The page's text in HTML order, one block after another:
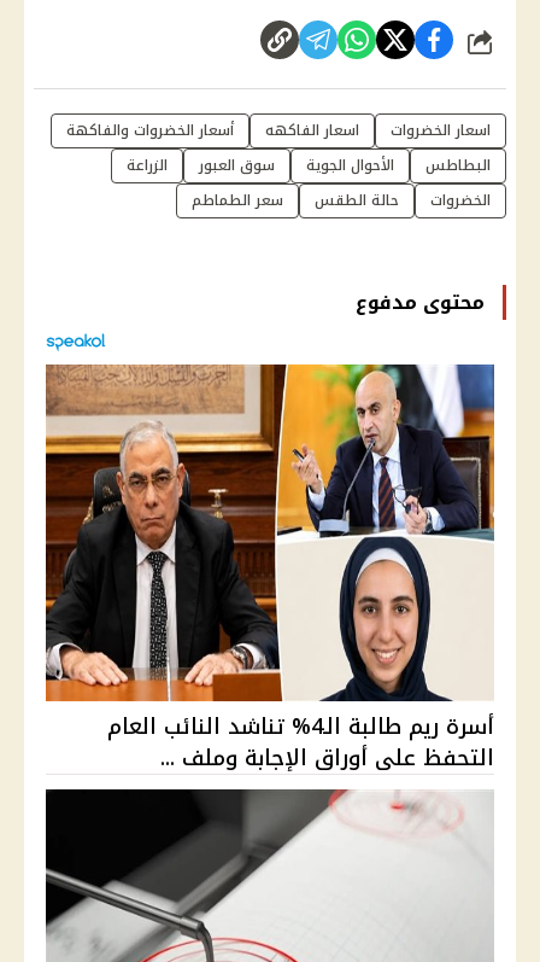
شارك
اسعار الخضروات اسعار الفاكهه
أسعار الخضروات والفاكهة
البطاطس
الأحوال الجوية سوق العبور
الزراعة
الخضروات
حالة الطقس سعر الطماطم
محتوى مدفوع
أسرة ريم طالبة الـ4% تناشد النائب العام
التحفظ على أوراق الإجابة وملف ...